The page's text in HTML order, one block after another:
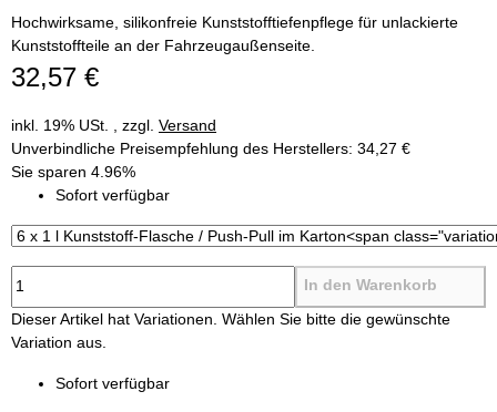
Hochwirksame, silikonfreie Kunststofftiefenpflege für unlackierte
Kunststoffteile an der Fahrzeugaußenseite.
32,57 €
inkl. 19% USt. , zzgl. Versand
Unverbindliche Preisempfehlung des Herstellers: 34,27 €
Sie sparen 4.96%
Sofort verfügbar
In den Warenkorb
x
Dieser Artikel hat Variationen. Wählen Sie bitte die gewünschte
Variation aus.
Sofort verfügbar